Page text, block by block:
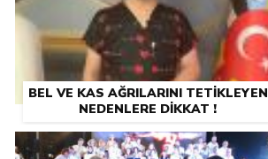
BEL VE KAS AĞRILARINI TETİKLEYEN
NEDENLERE DİKKAT !